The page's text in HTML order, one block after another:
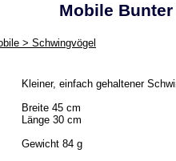
Mobile Bunter
> Schwingvögel
Kleiner, einfach gehaltener
Breite 45 cm
Länge 30 cm
Gewicht 84 g